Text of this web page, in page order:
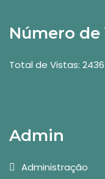
Número de
Total de Vistas:
Admin
Administração